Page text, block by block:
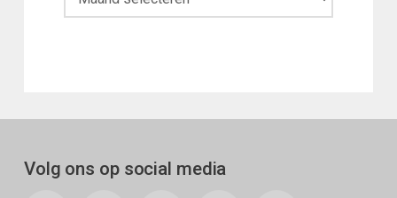
Volg ons op social media